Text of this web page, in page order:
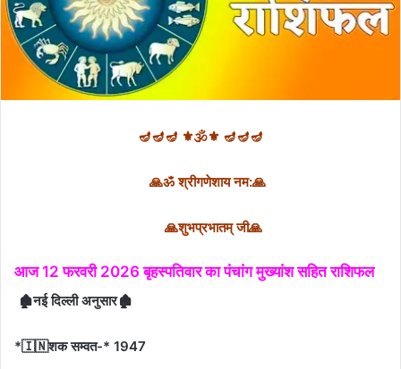
🪔🪔🪔 ⚜🕉⚜ 🪔🪔🪔
🙏ॐ श्रीगणेशाय नम:🙏
🙏शुभप्रभातम् जी🙏
आज 12 फरवरी 2026 बृहस्पतिवार का पंचांग मुख्यांश सहित राशिफल
🏚नई दिल्ली अनुसार🏚
*🇮🇳शक सम्वत-* 1947